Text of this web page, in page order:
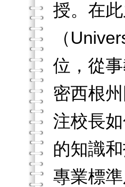
授。在
（
位，從
密西根
注校長
的知識
專業標